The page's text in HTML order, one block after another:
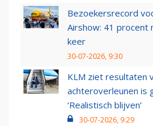
Bezoekersrecord
Airshow: 41 procent
keer
30-07-2026, 9:30
KLM ziet resultaten
achteroverleunen is
‘Realistisch blijven’
30-07-2026, 9:29